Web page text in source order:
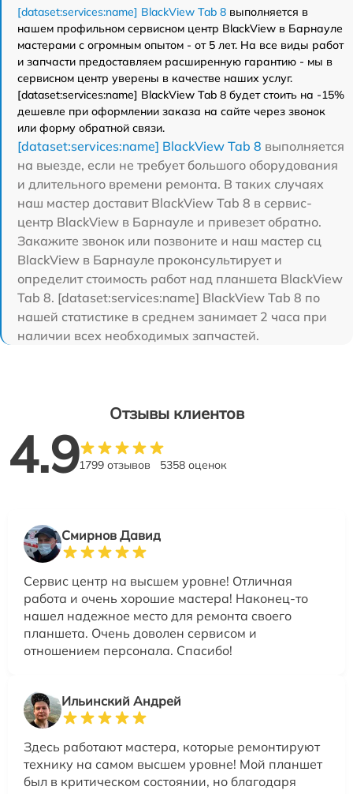
[dataset:services:name] BlackView Tab 8 выполняется в
нашем профильном сервисном центр BlackView в Барнауле
мастерами с огромным опытом - от 5 лет. На все виды работ
и запчасти предоставляем расширенную гарантию - мы в
сервисном центр уверены в качестве наших услуг.
[dataset:services:name] BlackView Tab 8 будет стоить на -15%
дешевле при оформлении заказа на сайте через звонок
или форму обратной связи.
[dataset:services:name] BlackView Tab 8 выполняется
на выезде, если не требует большого оборудования
и длительного времени ремонта. В таких случаях
наш мастер доставит BlackView Tab 8 в сервис-
центр BlackView в Барнауле и привезет обратно.
Закажите звонок или позвоните и наш мастер сц
BlackView в Барнауле проконсультирует и
определит стоимость работ над планшета BlackView
Tab 8. [dataset:services:name] BlackView Tab 8 по
нашей статистике в среднем занимает 2 часа при
наличии всех необходимых запчастей.
Отзывы клиентов
4.91799 отзывов 5358 оценок
Смирнов Давид
Сервис центр на высшем уровне! Отличная
работа и очень хорошие мастера! Наконец-то
нашел надежное место для ремонта своего
планшета. Очень доволен сервисом и
отношением персонала. Спасибо!
Ильинский Андрей
Здесь работают мастера, которые ремонтируют
технику на самом высшем уровне! Мой планшет
был в критическом состоянии, но благодаря